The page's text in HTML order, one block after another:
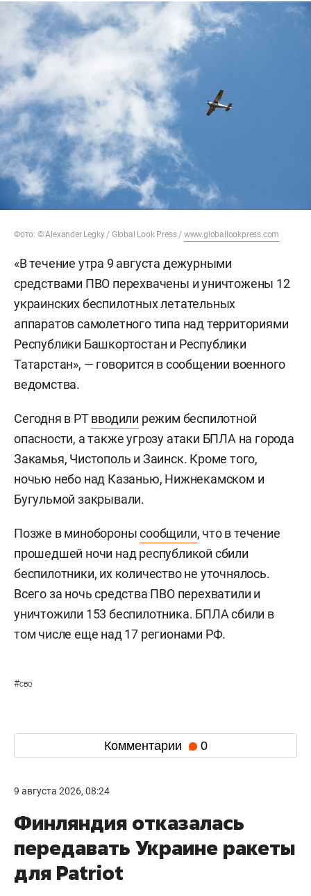
Фото: © Alexander Legky / Global Look Press / www.globallookpress.com
«В течение утра 9 августа дежурными
средствами ПВО перехвачены и уничтожены 12
украинских беспилотных летательных
аппаратов самолетного типа над территориями
Республики Башкортостан и Республики
Татарстан», — говорится в сообщении военного
ведомства.
Сегодня в РТвводили режим беспилотной
опасности, а также угрозу атаки БПЛА на города
Закамья, Чистополь и Заинск. Кроме того,
ночью небо над Казанью, Нижнекамском и
Бугульмой закрывали.
Позже в миноборонысообщили, что в течение
прошедшей ночи над республикой сбили
беспилотники, их количество не уточнялось.
Всего за ночь средства ПВО перехватили и
уничтожили 153 беспилотника. БПЛА сбили в
том числе еще над 17 регионами РФ.
#сво
Комментарии 0
9 августа 2026, 08:24
Финляндия отказалась
передавать Украине ракеты
для Patriot